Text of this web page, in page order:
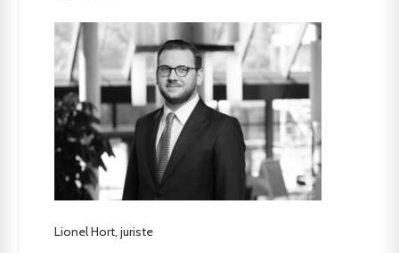
Lionel Hort, juriste